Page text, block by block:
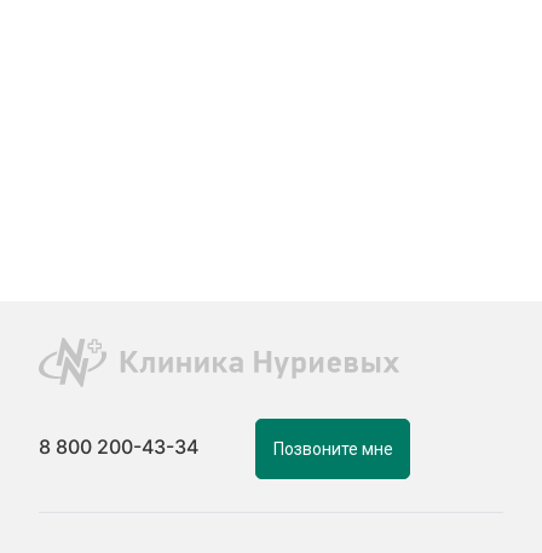
8 800 200-43-34 Позвоните мне